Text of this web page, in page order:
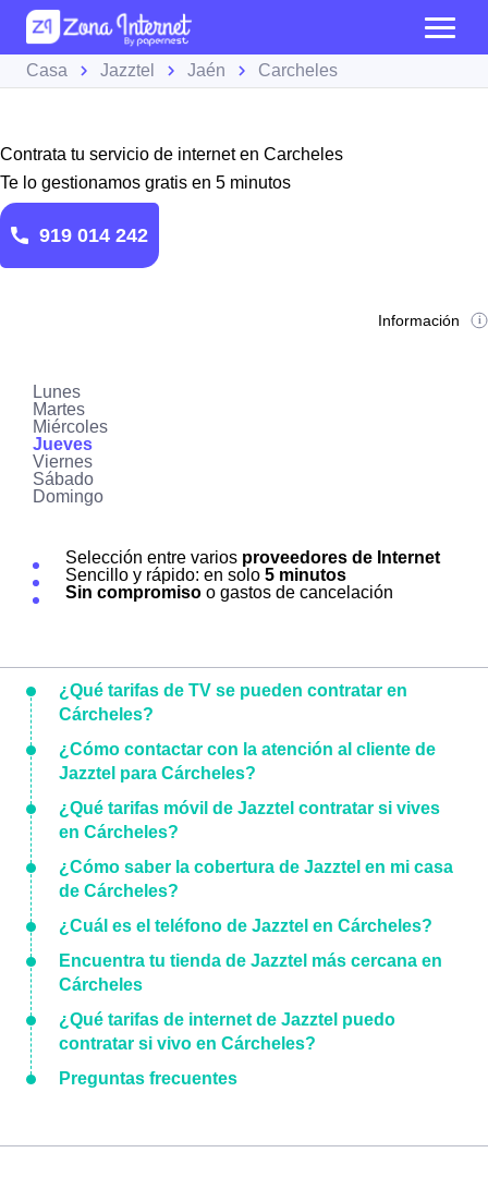
Casa Jazztel Jaén Carcheles
Contrata tu servicio de internet en Carcheles
Te lo gestionamos gratis en 5 minutos
919 014 242
Información
Lunes
Martes
Miércoles
Jueves
Viernes
Sábado
Domingo
Selección entre varios proveedores de Internet
Sencillo y rápido: en solo 5 minutos
Sin compromiso o gastos de cancelación
¿Qué tarifas de TV se pueden contratar en
Cárcheles?
¿Cómo contactar con la atención al cliente de
Jazztel para Cárcheles?
¿Qué tarifas móvil de Jazztel contratar si vives
en Cárcheles?
¿Cómo saber la cobertura de Jazztel en mi casa
de Cárcheles?
¿Cuál es el teléfono de Jazztel en Cárcheles?
Encuentra tu tienda de Jazztel más cercana en
Cárcheles
¿Qué tarifas de internet de Jazztel puedo
contratar si vivo en Cárcheles?
Preguntas frecuentes